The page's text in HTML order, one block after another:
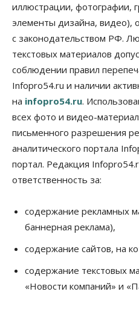
Авто Общество
Не катастрофа, а стресс-
новосибирской сети СТО
заливать бензин Евро‑2
09 Августа 2026, 10:00
Бизнес
Работодатели
занятости почти 32
09 Августа 2026, 09:00
Общество
Спрос на
Новосибирской области
К современному
России возникает много
08 Августа 2026, 17:00
приказы о зачислении
08 Августа 2026, 16:00
иллюстрации, фотографии,
элементы дизайна, видео),
с законодательством РФ.
текстовых материалов
соблюдении правил
Infopro54.ru и наличии
на infopro54.ru.
всех фото и видео-
письменного разрешения
аналитического портала
портал. Редакция
ответственность за:
содержание рекламных
баннерная реклама),
содержание сайтов, на
содержание текстовых
«Новости компаний» и